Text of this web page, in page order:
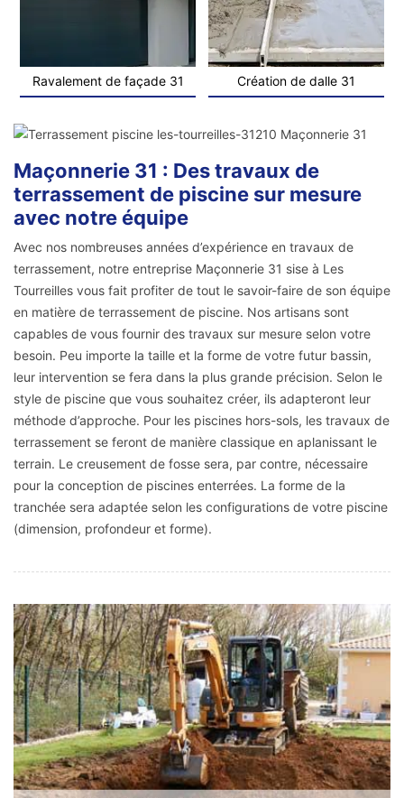
Ravalement de façade 31 Création de dalle 31
Maçonnerie 31 : Des travaux de
terrassement de piscine sur mesure
avec notre équipe
Avec nos nombreuses années d’expérience en travaux de
terrassement, notre entreprise Maçonnerie 31 sise à Les
Tourreilles vous fait profiter de tout le savoir-faire de son équipe
en matière de terrassement de piscine. Nos artisans sont
capables de vous fournir des travaux sur mesure selon votre
besoin. Peu importe la taille et la forme de votre futur bassin,
leur intervention se fera dans la plus grande précision. Selon le
style de piscine que vous souhaitez créer, ils adapteront leur
méthode d’approche. Pour les piscines hors-sols, les travaux de
terrassement se feront de manière classique en aplanissant le
terrain. Le creusement de fosse sera, par contre, nécessaire
pour la conception de piscines enterrées. La forme de la
tranchée sera adaptée selon les configurations de votre piscine
(dimension, profondeur et forme).